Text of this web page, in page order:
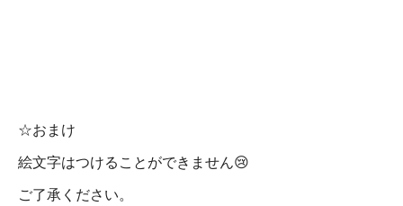
☆おまけ
絵文字はつけることができません😢
ご了承ください。